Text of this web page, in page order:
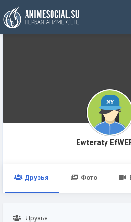
Funding
Ewteraty
Друзья Фото
Друзья